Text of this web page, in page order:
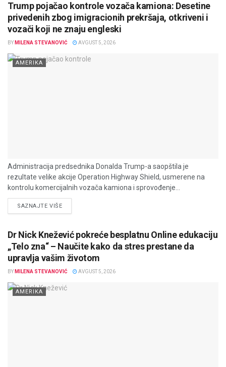
Trump pojačao kontrole vozača kamiona: Desetine
privedenih zbog imigracionih prekršaja, otkriveni i
vozači koji ne znaju engleski
BY MILENA STEVANOVIĆ AVGUST 5, 2026
AMERIKA
Administracija predsednika Donalda Trump-a saopštila je
rezultate velike akcije Operation Highway Shield, usmerene na
kontrolu komercijalnih vozača kamiona i sprovođenje...
SAZNAJTE VIŠEDETAILS
Dr Nick Knežević pokreće besplatnu Online edukaciju
„Telo zna“ – Naučite kako da stres prestane da
upravlja vašim životom
BY MILENA STEVANOVIĆ AVGUST 5, 2026
AMERIKA